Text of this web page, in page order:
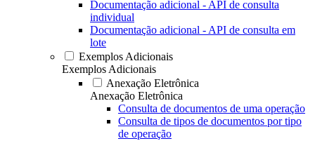
Documentação adicional - API de consulta
individual
Documentação adicional - API de consulta em
lote
Exemplos Adicionais
Exemplos Adicionais
Anexação Eletrônica
Anexação Eletrônica
Consulta de documentos de uma operação
Consulta de tipos de documentos por tipo
de operação